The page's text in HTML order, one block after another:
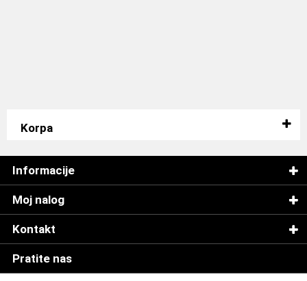
Korpa
Informacije
Moj nalog
Kontakt
Pratite nas